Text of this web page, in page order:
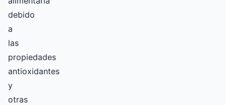
debido
a
las
propiedades
antioxidantes
y
otras